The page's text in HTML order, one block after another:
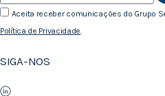
Aceita receber comunicações do Grupo
Política de Privacidade.
SIGA-NOS